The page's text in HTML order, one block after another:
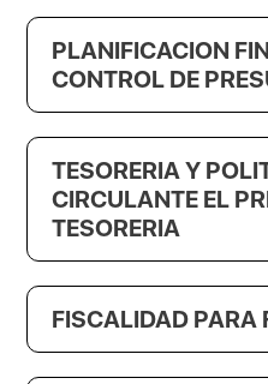
PLANIFICACION
CONTROL DE
TESORERIA Y
CIRCULANTE EL
TESORERIA
FISCALIDAD PARA